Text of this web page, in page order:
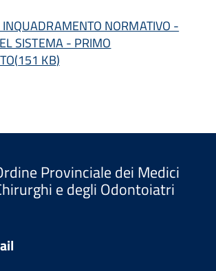
INQUADRAMENTO NORMATIVO -
SISTEMA - PRIMO
(151 KB)
Provinciale dei Medici
e degli Odontoiatri